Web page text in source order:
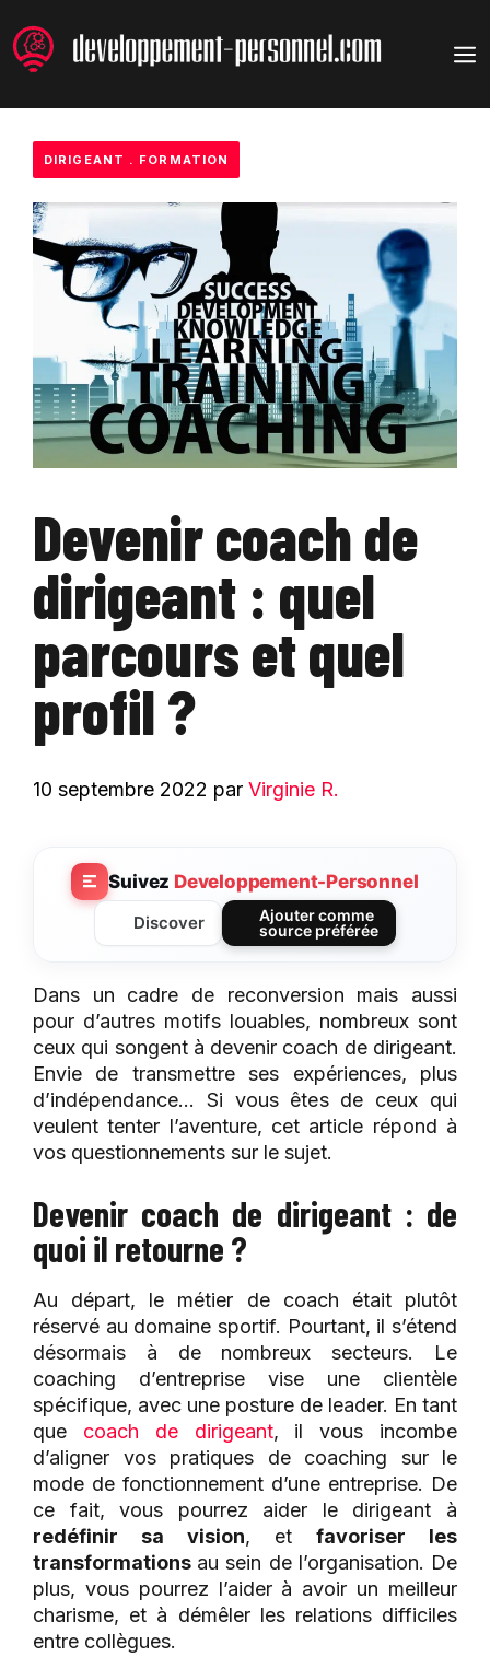
au
contenu
DIRIGEANT . FORMATION
Devenir coach de
dirigeant : quel
parcours et quel
profil ?
10 septembre 2022 par Virginie R.
Suivez Developpement-Personnel
Discover
Ajouter comme
source préférée
Dans un cadre de reconversion mais aussi
pour d’autres motifs louables, nombreux sont
ceux qui songent à devenir coach de dirigeant.
Envie de transmettre ses expériences, plus
d’indépendance… Si vous êtes de ceux qui
veulent tenter l’aventure, cet article répond à
vos questionnements sur le sujet.
Devenir coach de dirigeant : de
quoi il retourne ?
Au départ, le métier de coach était plutôt
réservé au domaine sportif. Pourtant, il s’étend
désormais à de nombreux secteurs. Le
coaching d’entreprise vise une clientèle
spécifique, avec une posture de leader. En tant
que coach de dirigeant, il vous incombe
d’aligner vos pratiques de coaching sur le
mode de fonctionnement d’une entreprise. De
ce fait, vous pourrez aider le dirigeant à
redéfinir sa vision, et favoriser les
transformations au sein de l’organisation. De
plus, vous pourrez l’aider à avoir un meilleur
charisme, et à démêler les relations difficiles
entre collègues.